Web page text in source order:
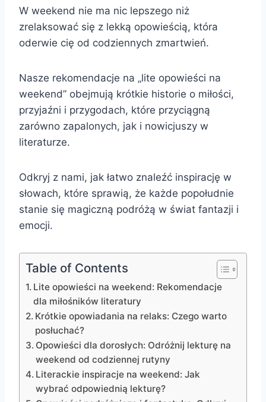
W weekend nie ma nic lepszego niż
zrelaksować się z lekką opowieścią, która
oderwie cię od codziennych zmartwień.
Nasze rekomendacje na „lite opowieści na
weekend” obejmują krótkie historie o miłości,
przyjaźni i przygodach, które przyciągną
zarówno zapalonych, jak i nowicjuszy w
literaturze.
Odkryj z nami, jak łatwo znaleźć inspirację w
słowach, które sprawią, że każde popołudnie
stanie się magiczną podróżą w świat fantazji i
emocji.
Table of Contents
Lite opowieści na weekend: Rekomendacje
dla miłośników literatury
Krótkie opowiadania na relaks: Czego warto
posłuchać?
Opowieści dla dorosłych: Odróżnij lekturę na
weekend od codziennej rutyny
Literackie inspiracje na weekend: Jak
wybrać odpowiednią lekturę?